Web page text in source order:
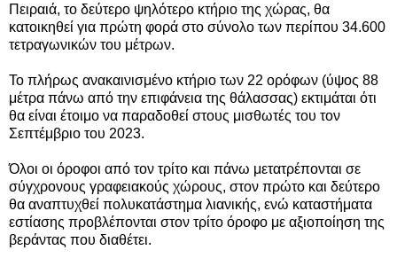
Πειραιά, το δεύτερο ψηλότερο κτήριο της χώρας, θα
κατοικηθεί για πρώτη φορά στο σύνολο των περίπου 34.600
τετραγωνικών του μέτρων.
Το πλήρως ανακαινισμένο κτήριο των 22 ορόφων (ύψος 88
μέτρα πάνω από την επιφάνεια της θάλασσας) εκτιμάται ότι
θα είναι έτοιμο να παραδοθεί στους μισθωτές του τον
Σεπτέμβριο του 2023.
Όλοι οι όροφοι από τον τρίτο και πάνω μετατρέπονται σε
σύγχρονους γραφειακούς χώρους, στον πρώτο και δεύτερο
θα αναπτυχθεί πολυκατάστημα λιανικής, ενώ καταστήματα
εστίασης προβλέπονται στον τρίτο όροφο με αξιοποίηση της
βεράντας που διαθέτει.